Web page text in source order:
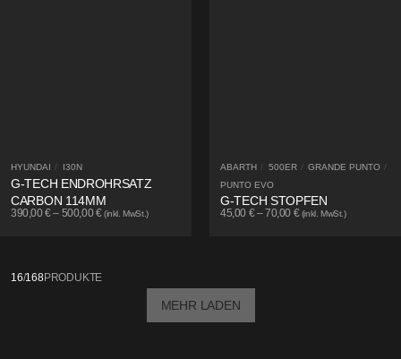
HYUNDAI / I30N
G-TECH ENDROHRSATZ
CARBON 114MM
390,00€– 500,00€ (inkl. MwSt.)
ABARTH / 500ER / GRANDE PUNTO /
PUNTO EVO
G-TECH STOPFEN
45,00 €–70,00 € (inkl. MwSt.)
16/168PRODUKTE
MEHR LADEN